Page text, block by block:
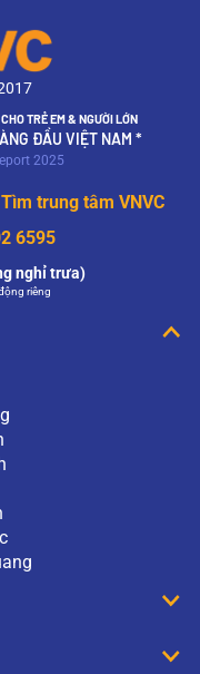
TRẺ EM & NGƯỜI LỚN
ĐẦU VIỆT NAM *
2025
Tìm trung tâm VNVC
6595
nghỉ trưa)
riêng